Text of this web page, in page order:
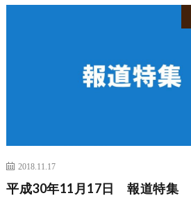
2018.11.17
平成30年11月17日 報道特集